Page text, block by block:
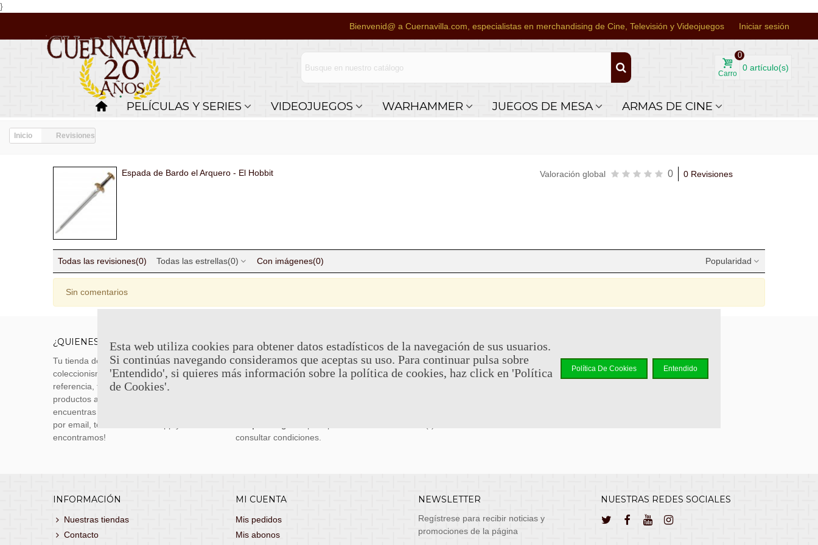
}
Bienvenid@ a Cuernavilla.com, especialistas en merchandising de Cine, Televisión y Videojuegos Iniciar sesión
Carro
0
0 artículo(s)
PELÍCULAS Y SERIES VIDEOJUEGOS WARHAMMER JUEGOS DE MESA ARMAS DE CINE
Inicio Revisiones
Espada de Bardo el Arquero - El Hobbit Valoración global 0 0 Revisiones
Todas las revisiones(0) Todas las estrellas(0) Con imágenes(0) Popularidad
Sin comentarios
¿QUIENES SOMOS?
Tu tienda de merchandising, artículos de
coleccionismo y réplicas históricas de
referencia, tenemos una gran variedad de
productos a los mejores precios. Si no
encuentras lo que buscas, danos un toque
por email, teléfono o Whatsapp y te lo
encontramos!
ENVÍOS Y DEVOLUCIONES
Envíos muy económicos en 24h a través de diversos
transportistas, entrega de lunes a viernes no festivos, si
consultar condiciones.
Teléfono y Whatsapp +34 644 110 737
email: atencionalcliente@cuernavilla.com
INFORMACIÓN
Nuestras tiendas
Contacto
MI CUENTA
Mis pedidos
Mis abonos
NEWSLETTER
Regístrese para recibir noticias y
promociones de la página
NUESTRAS REDES SOCIALES
Esta web utiliza cookies para obtener datos estadísticos de la navegación de sus usuarios.
Si continúas navegando consideramos que aceptas su uso. Para continuar pulsa sobre
'Entendido', si quieres más información sobre la política de cookies, haz click en 'Política
de Cookies'.
Política De Cookies Entendido